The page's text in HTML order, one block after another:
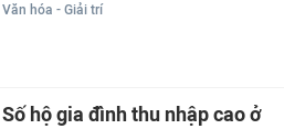
Văn hóa - Giải trí
Số hộ gia đình thu nhập cao ở